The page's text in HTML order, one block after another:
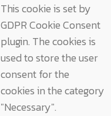
This cookie is set by
GDPR Cookie Consent
plugin. The cookies is
used to store the user
consent for the
cookies in the category
"Necessary".